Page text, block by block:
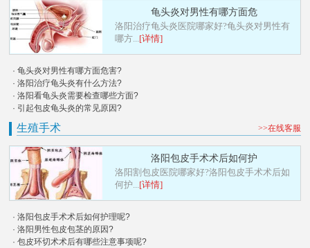
龟头炎对男性有哪方面危
洛阳治疗龟头炎医院哪家好?龟头炎对男性有
哪方... [详情]
· 龟头炎对男性有哪方面危害?
· 洛阳治疗龟头炎有什么方法?
· 洛阳看龟头炎需要检查哪些方面?
· 引起包皮龟头炎的常见原因?
生殖手术 >>在线客服
洛阳包皮手术术后如何护
洛阳割包皮医院哪家好?洛阳包皮手术术后如
何护... [详情]
· 洛阳包皮手术术后如何护理呢?
· 洛阳男性包皮包茎的原因?
· 包皮环切术术后有哪些注意事项呢?